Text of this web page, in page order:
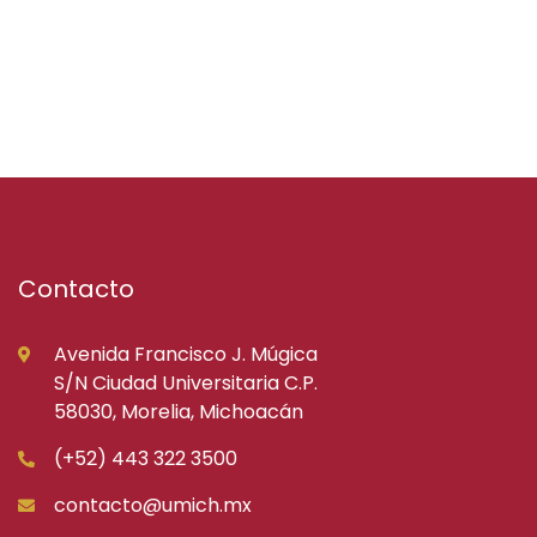
Contacto
Avenida Francisco J. Múgica
S/N Ciudad Universitaria C.P.
58030, Morelia, Michoacán
(+52) 443 322 3500
contacto@umich.mx